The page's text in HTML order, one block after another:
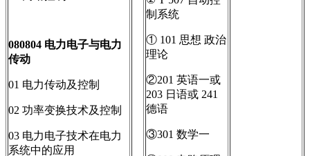
080804 电力电子与电力
传动
01 电力传动及控制
02 功率变换技术及控制
03 电力电子技术在电力
系统中的应用
制系统
① 101 思想 政治
理论
②201 英语一或
203 日语或 241
德语
③301 数学一